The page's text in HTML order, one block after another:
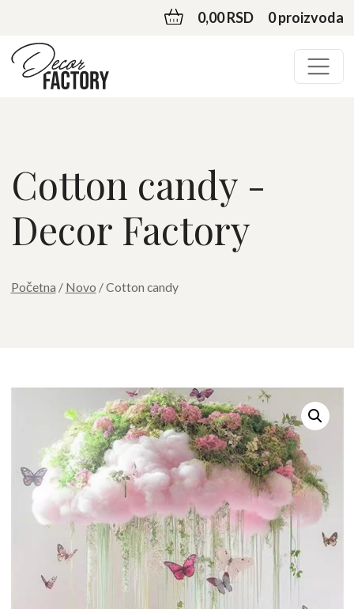
0,00 RSD 0 proizvoda
Cotton candy -
Decor Factory
Početna / Novo / Cotton candy